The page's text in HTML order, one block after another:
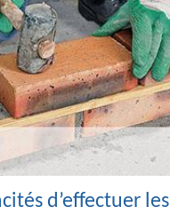
d’effectuer les